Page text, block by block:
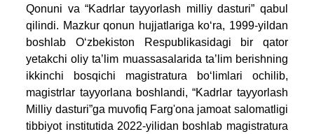
Qonuni va “Kadrlar tayyorlash milliy dasturi” qabul
qilindi. Mazkur qonun hujjatlariga ko‘ra, 1999-yildan
boshlab O‘zbekiston Respublikasidagi bir qator
yetakchi oliy ta’lim muassasalarida ta’lim berishning
ikkinchi bosqichi magistratura bo‘limlari ochilib,
magistrlar tayyorlana boshlandi, “Kadrlar tayyorlash
Milliy dasturi”ga muvofiq Farg'ona jamoat salomatligi
tibbiyot institutida 2022-yilidan boshlab magistratura